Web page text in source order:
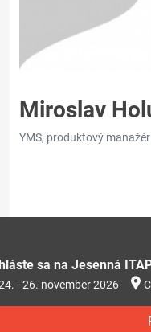
Miroslav
YMS, produktový manažér
sa na Jesenná
- 26. november 2026